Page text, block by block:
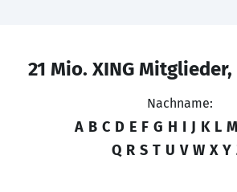
21 Mio. XING
Nachname:
A B C D E F G H I J K L M
Q R S T U V W X Y